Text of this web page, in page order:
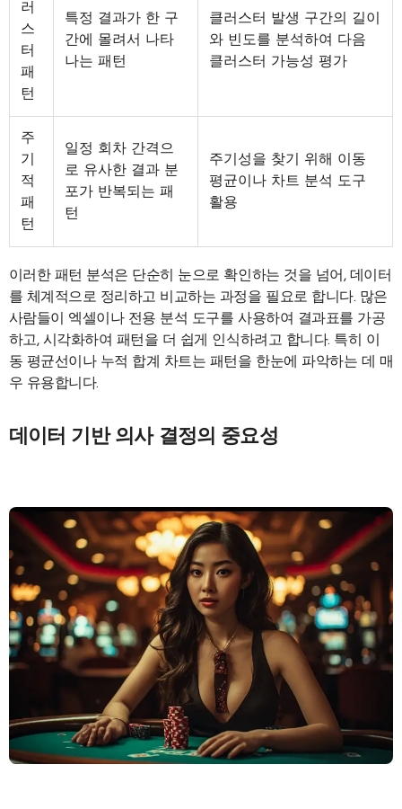
러
스
터
패
턴
특정 결과가 한 구
간에 몰려서 나타
나는 패턴
클러스터 발생 구간의 길이
와 빈도를 분석하여 다음
클러스터 가능성 평가
주
기
적
패
턴
일정 회차 간격으
로 유사한 결과 분
포가 반복되는 패
턴
주기성을 찾기 위해 이동
평균이나 차트 분석 도구
활용
이러한 패턴 분석은 단순히 눈으로 확인하는 것을 넘어, 데이터
를 체계적으로 정리하고 비교하는 과정을 필요로 합니다. 많은
사람들이 엑셀이나 전용 분석 도구를 사용하여 결과표를 가공
하고, 시각화하여 패턴을 더 쉽게 인식하려고 합니다. 특히 이
동 평균선이나 누적 합계 차트는 패턴을 한눈에 파악하는 데 매
우 유용합니다.
데이터 기반 의사 결정의 중요성